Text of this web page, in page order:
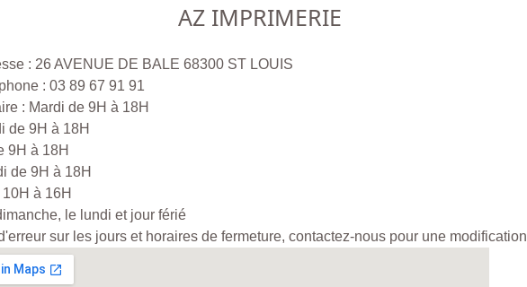
AZ IMPRIMERIE
: 26 AVENUE DE BALE 68300 ST LOUIS
: 03 89 67 91 91
: Mardi de 9H à 18H
de 9H à 18H
9H à 18H
de 9H à 18H
à 16H
le lundi et jour férié
sur les jours et horaires de fermeture, contactez-nous pour une modification